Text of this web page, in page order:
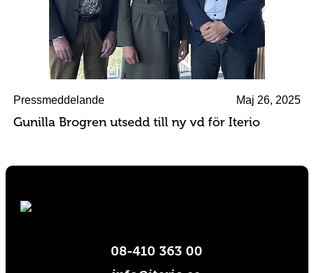
Pressmeddelande Maj 26, 2025
Gunilla Brogren utsedd till ny vd för Iterio
08-410 363 00